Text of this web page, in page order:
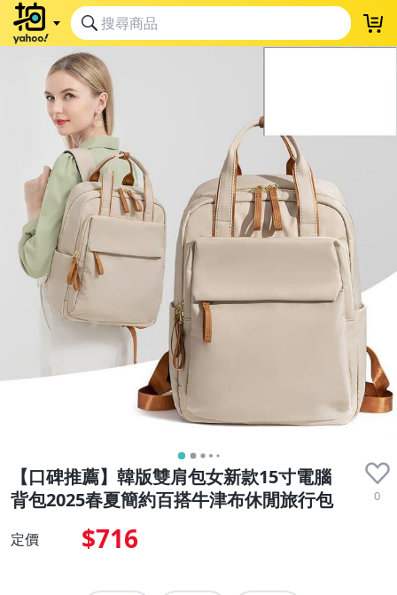
【口碑推薦】韓版雙肩包女新款15寸電腦
背包2025春夏簡約百搭牛津布休閒旅行包
0
定價 $716